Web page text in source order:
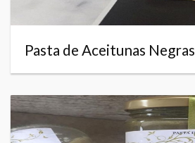
Pasta de Aceitunas Negras